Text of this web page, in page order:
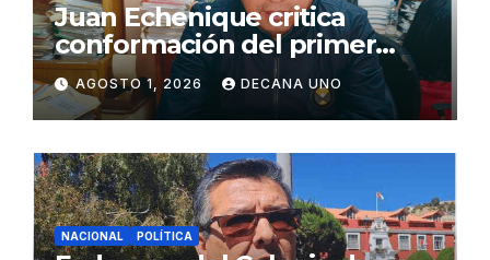
Juan Echenique critica
conformación del primer
gabinete ministerial de Keiko
Fujimori
AGOSTO 1, 2026 DECANA UNO
NACIONAL POLÍTICA